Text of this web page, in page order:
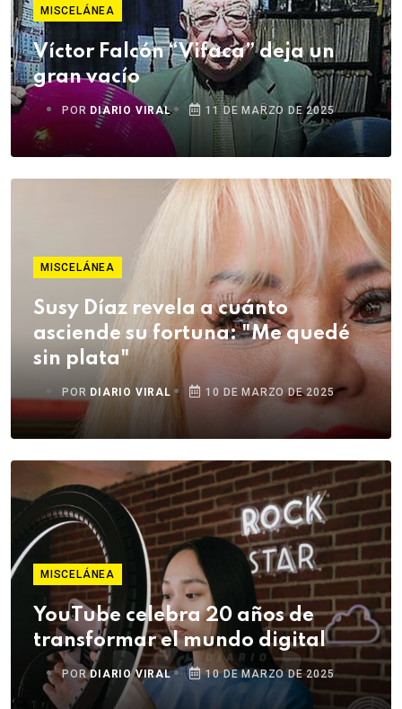
MISCELÁNEA
Víctor Falcón “Vifaca” deja un
gran vacío
POR DIARIO VIRAL 11 DE MARZO DE 2025
MISCELÁNEA
Susy Díaz revela a cuánto
asciende su fortuna: "Me quedé
sin plata"
POR DIARIO VIRAL 10 DE MARZO DE 2025
MISCELÁNEA
YouTube celebra 20 años de
transformar el mundo digital
PORDIARIO VIRAL 10 DE MARZO DE 2025